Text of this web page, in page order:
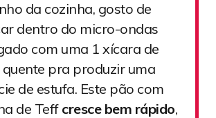
da cozinha, gosto de
dentro do micro-ondas
com uma 1 xícara de
pra produzir uma
de estufa. Este pão com
de Teffcresce bem rápido,